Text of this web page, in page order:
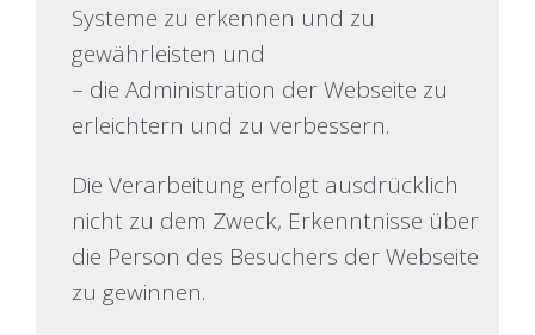
Systeme zu erkennen und zu
gewährleisten und
– die Administration der Webseite zu
erleichtern und zu verbessern.
Die Verarbeitung erfolgt ausdrücklich
nicht zu dem Zweck, Erkenntnisse über
die Person des Besuchers der Webseite
zu gewinnen.